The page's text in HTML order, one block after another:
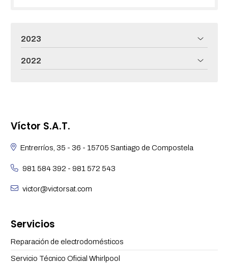
2023
2022
Víctor S.A.T.
Entrerríos, 35 - 36 - 15705 Santiago de Compostela
981 584 392 - 981 572 543
victor@victorsat.com
Servicios
Reparación de electrodomésticos
Servicio Técnico Oficial Whirlpool